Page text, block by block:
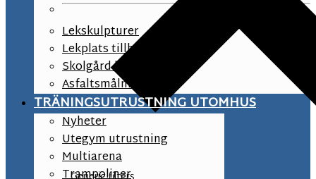
Lekskulpturer
Lekplats tillbehör
Skolgård lekutrustning
Asfaltsmålningar
TRÄNINGSUTRUSTNING UTOMHUS
Nyheter
Utegym utrustning
Multiarena